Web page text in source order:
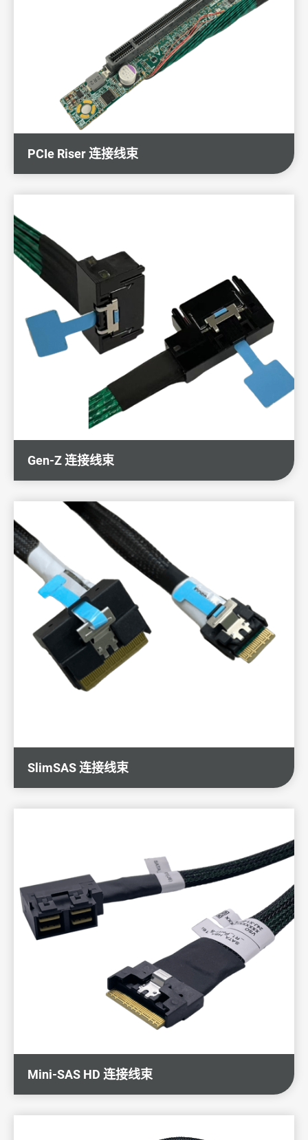
PCIe Riser 连接线束
Gen-Z 连接线束
SlimSAS 连接线束
Mini-SAS HD 连接线束